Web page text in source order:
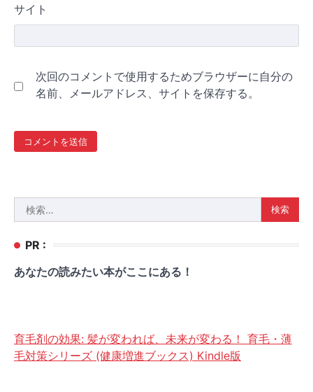
サイト
次回のコメントで使用するためブラウザーに自分の
名前、メールアドレス、サイトを保存する。
索:
PR :
あなたの読みたい本がここにある！
育毛剤の効果: 髪が変われば、未来が変わる！ 育毛・薄
毛対策シリーズ (健康増進ブックス) Kindle版